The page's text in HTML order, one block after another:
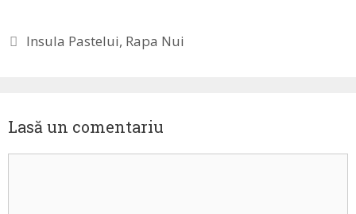
Etichete
Insula Pastelui, Rapa Nui
Lasă un comentariu